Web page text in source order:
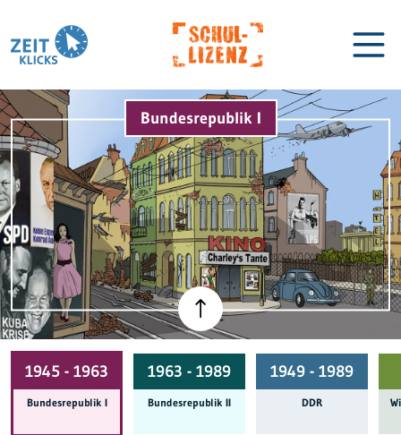
Biographien Lexikon
Bundesrepublik I
1945 - 1963
Bundes­republik I
1963 - 1989
Bundes­republik II
1949 - 1989
DDR